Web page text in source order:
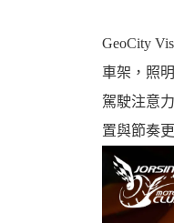
GeoCity
車架，照
駕駛注意
置與節奏